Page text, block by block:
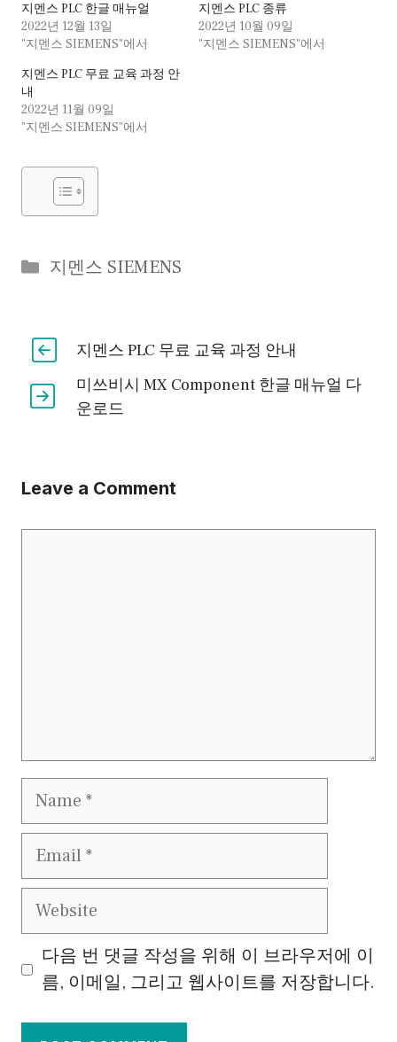
지멘스 PLC 한글 매뉴얼
2022년 12월 13일
"지멘스 SIEMENS"에서
지멘스 PLC 종류
2022년 10월 09일
"지멘스 SIEMENS"에서
지멘스 PLC 무료 교육 과정 안
내
2022년 11월 09일
"지멘스 SIEMENS"에서
Categories
지멘스 SIEMENS
지멘스 PLC 무료 교육 과정 안내
미쓰비시 MX Component 한글 매뉴얼 다
운로드
Leave a Comment
Name
Email
Website
다음 번 댓글 작성을 위해 이 브라우저에 이
름, 이메일, 그리고 웹사이트를 저장합니다.